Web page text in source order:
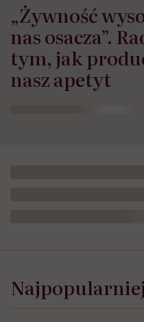
„Żywność
nas osacza”.
tym, jak
nasz apetyt